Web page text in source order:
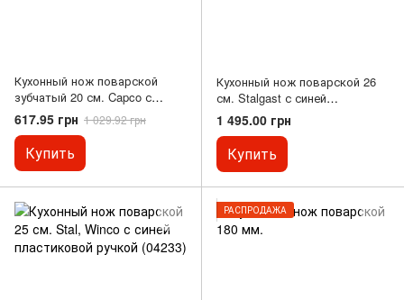
Кухонный нож поварской
зубчатый 20 см. Capco с
деревянной ручкой (97034)
617.95 грн 1 029.92 грн
Купить
Кухонный нож поварской 26
см. Stalgast с синей
пластиковой ручкой (283264)
1 495.00 грн
Купить
РАСПРОДАЖА